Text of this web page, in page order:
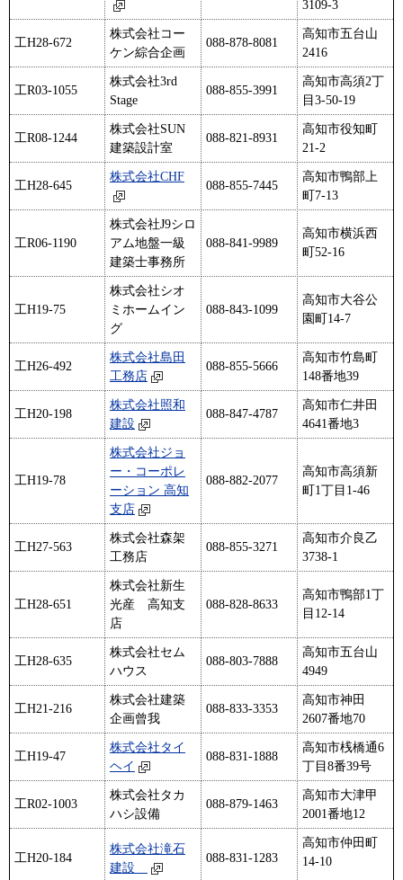
3109-3
工H28-672
株式会社コー
ケン綜合企画
088-878-8081
高知市五台山
2416
工R03-1055
株式会社3rd
Stage
088-855-3991
高知市高須2丁
目3-50-19
工R08-1244
株式会社SUN
建築設計室
088-821-8931
高知市役知町
21-2
工H28-645
株式会社CHF
088-855-7445
高知市鴨部上
町7-13
工R06-1190
株式会社J9シロ
アム地盤一級
建築士事務所
088-841-9989
高知市横浜西
町52-16
工H19-75
株式会社シオ
ミホームイン
グ
088-843-1099
高知市大谷公
園町14-7
工H26-492
株式会社島田
工務店
088-855-5666
高知市竹島町
148番地39
工H20-198
株式会社照和
建設
088-847-4787
高知市仁井田
4641番地3
工H19-78
株式会社ジョ
ー・コーポレ
ーション 高知
支店
088-882-2077
高知市高須新
町1丁目1-46
工H27-563
株式会社森架
工務店
088-855-3271
高知市介良乙
3738-1
工H28-651
株式会社新生
光産 高知支
店
088-828-8633
高知市鴨部1丁
目12-14
工H28-635
株式会社セム
ハウス
088-803-7888
高知市五台山
4949
工H21-216
株式会社建築
企画曾我
088-833-3353
高知市神田
2607番地70
工H19-47
株式会社タイ
ヘイ
088-831-1888
高知市桟橋通6
丁目8番39号
工R02-1003
株式会社タカ
ハシ設備
088-879-1463
高知市大津甲
2001番地12
工H20-184
株式会社滝石
建設
088-831-1283
高知市仲田町
14-10